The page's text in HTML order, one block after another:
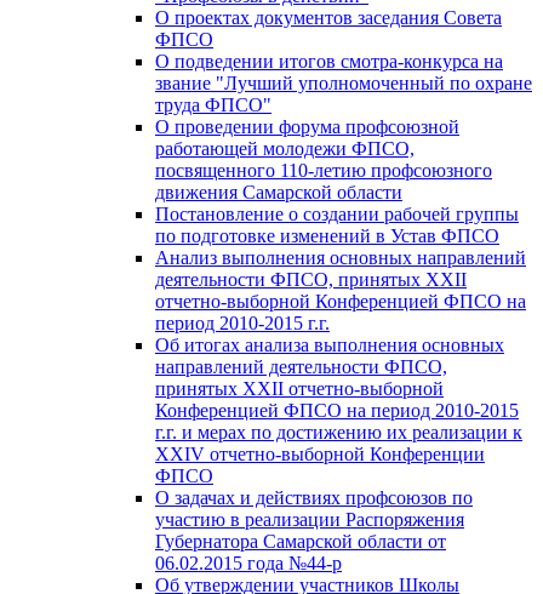
О проектах документов заседания Совета
ФПСО
О подведении итогов смотра-конкурса на
звание "Лучший уполномоченный по охране
труда ФПСО"
О проведении форума профсоюзной
работающей молодежи ФПСО,
посвященного 110-летию профсоюзного
движения Самарской области
Постановление о создании рабочей группы
по подготовке изменений в Устав ФПСО
Анализ выполнения основных направлений
деятельности ФПСО, принятых XXII
отчетно-выборной Конференцией ФПСО на
период 2010-2015 г.г.
Об итогах анализа выполнения основных
направлений деятельности ФПСО,
принятых XXII отчетно-выборной
Конференцией ФПСО на период 2010-2015
г.г. и мерах по достижению их реализации к
XXIV отчетно-выборной Конференции
ФПСО
О задачах и действиях профсоюзов по
участию в реализации Распоряжения
Губернатора Самарской области от
06.02.2015 года №44-р
Об утверждении участников Школы